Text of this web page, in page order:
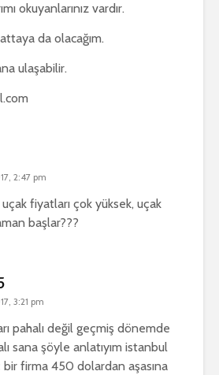
okuyanlarınız vardır.
da olacağım.
ulaşabilir.
2:47 pm
fiyatları çok yüksek, uçak
başlar???
3:21 pm
pahalı değil geçmiş dönemde
sana şöyle anlatıyım istanbul
bir firma 450 dolardan aşasına